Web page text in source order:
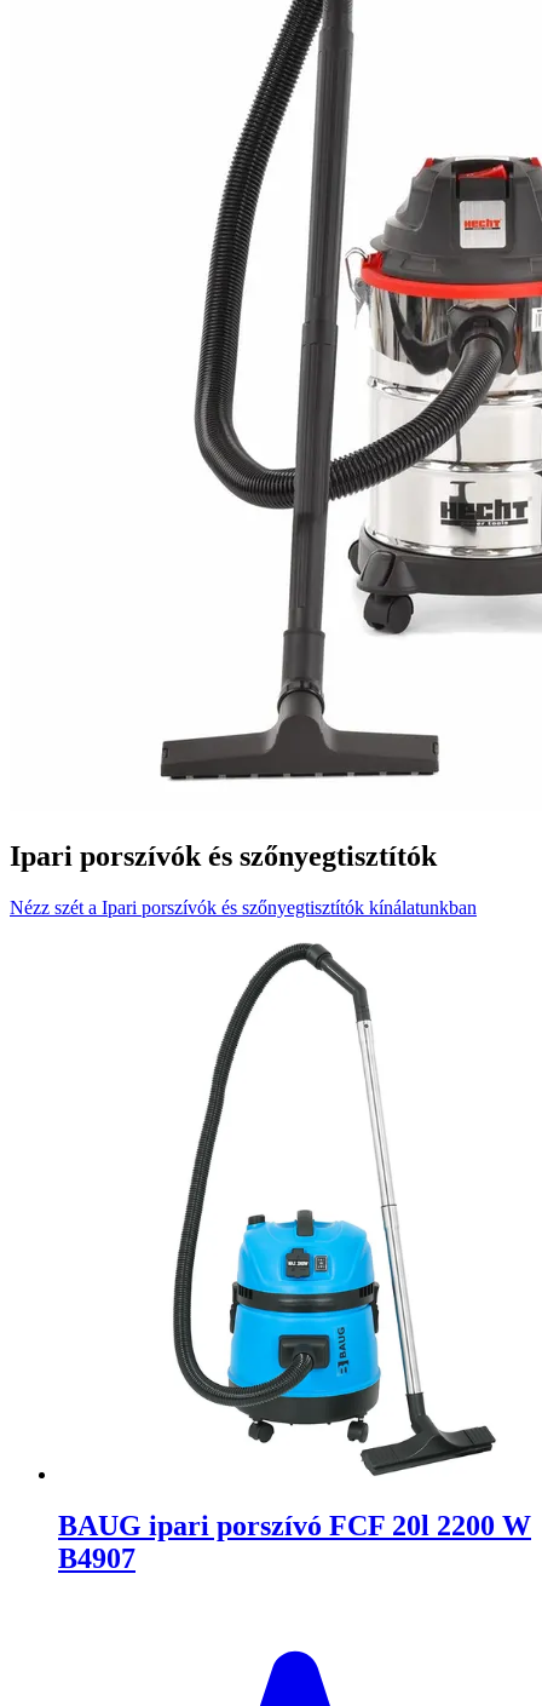
Ipari porszívók és szőnyegtisztítók
Nézz szét a Ipari porszívók és szőnyegtisztítók kínálatunkban
BAUG ipari porszívó FCF 20l 2200 W
B4907